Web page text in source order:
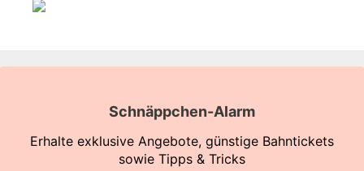
Schnäppchen-Alarm
Erhalte exklusive Angebote, günstige Bahntickets
sowie Tipps & Tricks